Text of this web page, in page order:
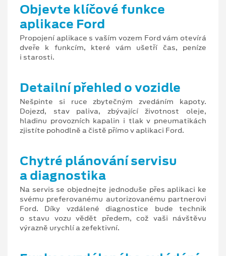
Objevte klíčové funkce
aplikace Ford
Propojení aplikace s vaším vozem Ford vám otevírá
dveře k funkcím, které vám ušetří čas, peníze
i starosti.
Detailní přehled o vozidle
Nešpinte si ruce zbytečným zvedáním kapoty.
Dojezd, stav paliva, zbývající životnost oleje,
hladinu provozních kapalin i tlak v pneumatikách
zjistíte pohodlně a čistě přímo v aplikaci Ford.
Chytré plánování servisu
a diagnostika
Na servis se objednejte jednoduše přes aplikaci ke
svému preferovanému autorizovanému partnerovi
Ford. Díky vzdálené diagnostice bude technik
o stavu vozu vědět předem, což vaši návštěvu
výrazně urychlí a zefektivní.